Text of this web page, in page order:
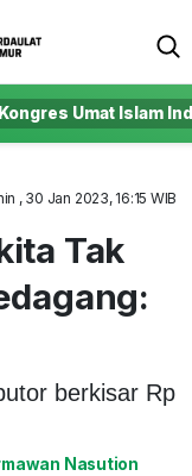
Umat Islam
, 30 Jan 2023, 16:15 WIB
Tak
berkisar Rp
Nasution